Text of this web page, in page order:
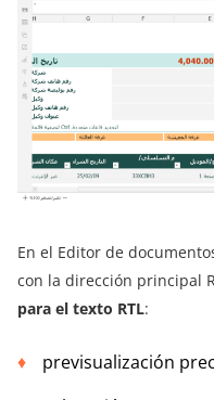
En el Editor de
con la dirección principal
para el texto RTL:
previsualización